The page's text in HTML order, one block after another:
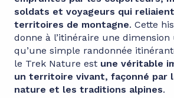
soldats et voyageurs qui
territoires de montagne. Cette
donne à l’itinéraire une dimension
qu’une simple randonnée
le Trek Nature est une véritable
un territoire vivant, façonné par
nature et les traditions alpines.